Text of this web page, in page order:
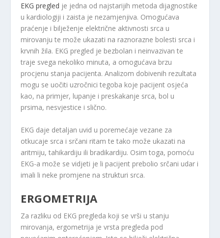
EKG pregled je jedna od najstarijih metoda dijagnostike
u kardiologiji i zaista je nezamjenjiva. Omogućava
praćenje i bilježenje električne aktivnosti srca u
mirovanju te može ukazati na raznorazne bolesti srca i
krvnih žila. EKG pregled je bezbolan i neinvazivan te
traje svega nekoliko minuta, a omogućava brzu
procjenu stanja pacijenta. Analizom dobivenih rezultata
mogu se uočiti uzročnici tegoba koje pacijent osjeća
kao, na primjer, lupanje i preskakanje srca, bol u
prsima, nesvjestice i slično.
EKG daje detaljan uvid u poremećaje vezane za
otkucaje srca i srčani ritam te tako može ukazati na
aritmiju, tahikardiju ili bradikardiju. Osim toga, pomoću
EKG-a može se vidjeti je li pacijent prebolio srčani udar i
imali li neke promjene na strukturi srca.
ERGOMETRIJA
Za razliku od EKG pregleda koji se vrši u stanju
mirovanja, ergometrija je vrsta pregleda pod